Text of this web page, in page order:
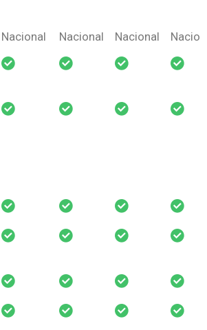
Nacional Criança Prótese
Nacional Nacional Nacional